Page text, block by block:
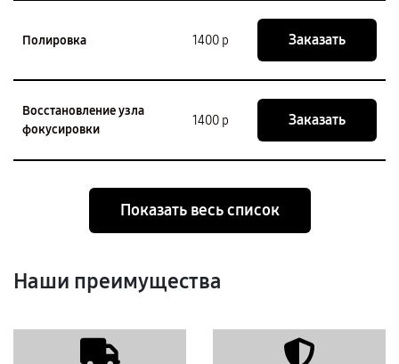
Полировка 1400 р Заказать
Восстановление узла
фокусировки
1400 р Заказать
Показать весь список
Наши преимущества